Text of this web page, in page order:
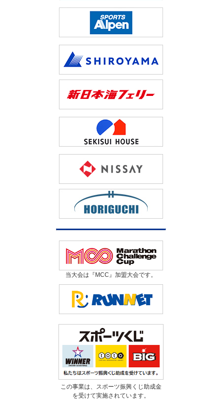
当大会は『MCC』加盟大会です。
この事業は、スポーツ振興くじ助成金
を受けて実施されています。